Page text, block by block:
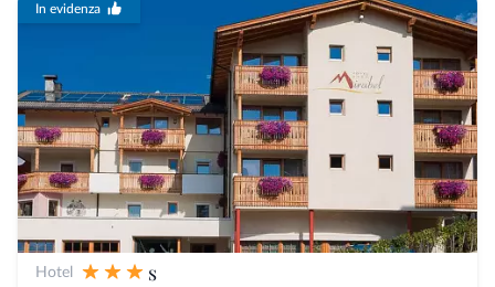
In evidenza
Hotel
s